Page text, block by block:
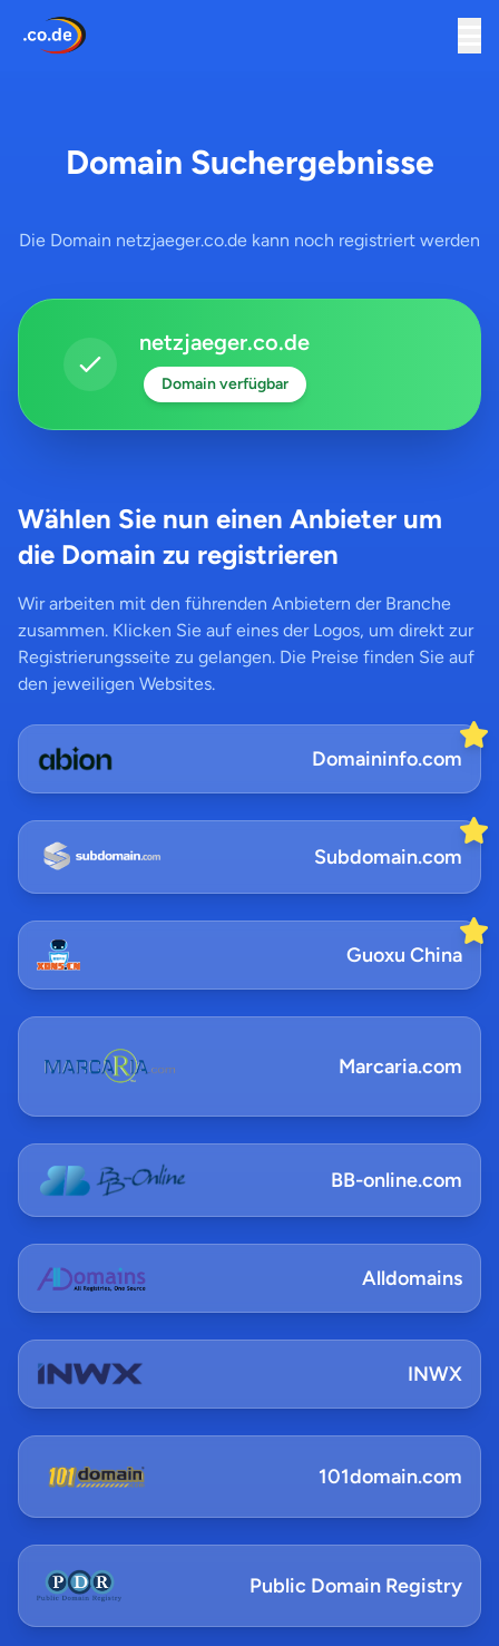
Domain Suchergebnisse
Die Domain netzjaeger.co.de kann noch registriert werden
netzjaeger.co.de
Domain verfügbar
Wählen Sie nun einen Anbieter um
die Domain zu registrieren
Wir arbeiten mit den führenden Anbietern der Branche
zusammen. Klicken Sie auf eines der Logos, um direkt zur
Registrierungsseite zu gelangen. Die Preise finden Sie auf
den jeweiligen Websites.
Domaininfo.com
Subdomain.com
Guoxu China
Marcaria.com
BB-online.com
Alldomains
INWX
101domain.com
Public Domain Registry